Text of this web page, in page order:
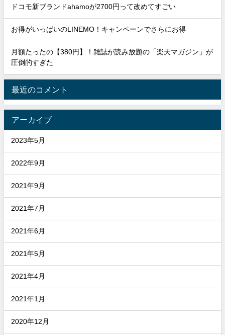
ドコモ新ブランドahamoが2700円って改めてすごい
お得がいっぱいのLINEMO！キャンペーンでさらにお得
月額たったの【380円】！雑誌が読み放題の「楽天マガジン」が
圧倒的すぎた
最近のコメント
アーカイブ
2023年5月
2022年9月
2021年9月
2021年7月
2021年6月
2021年5月
2021年4月
2021年1月
2020年12月